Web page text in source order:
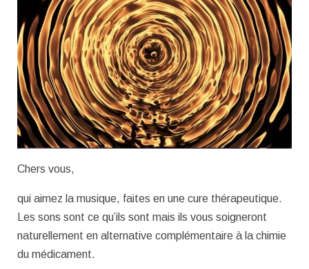
Chers vous,
qui aimez la musique, faites en une cure thérapeutique.
Les sons sont ce qu’ils sont mais ils vous soigneront
naturellement en alternative complémentaire à la chimie
du médicament.